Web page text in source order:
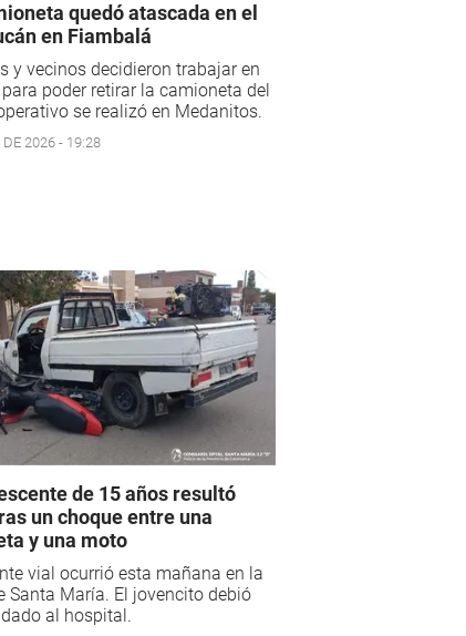
quedó atascada en el
en Fiambalá
y vecinos decidieron trabajar en
poder retirar la camioneta del
se realizó en Medanitos.
DE 2026 - 19:28
de 15 años resultó
un choque entre una
y una moto
vial ocurrió esta mañana en la
Santa María. El jovencito debió
al hospital.